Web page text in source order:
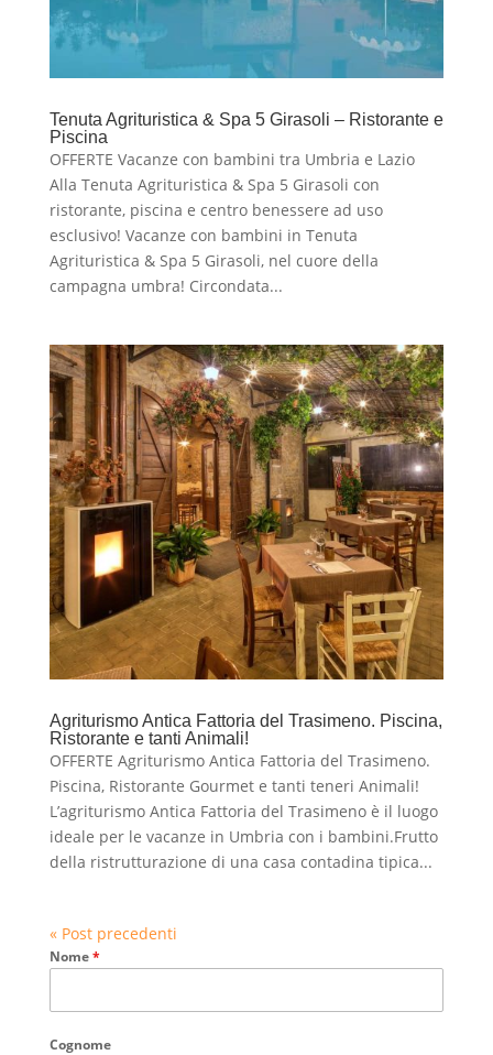
Tenuta Agrituristica & Spa 5 Girasoli – Ristorante e
Piscina
OFFERTE Vacanze con bambini tra Umbria e Lazio
Alla Tenuta Agrituristica & Spa 5 Girasoli con
ristorante, piscina e centro benessere ad uso
esclusivo! Vacanze con bambini in Tenuta
Agrituristica & Spa 5 Girasoli, nel cuore della
campagna umbra! Circondata...
Agriturismo Antica Fattoria del Trasimeno. Piscina,
Ristorante e tanti Animali!
OFFERTE Agriturismo Antica Fattoria del Trasimeno.
Piscina, Ristorante Gourmet e tanti teneri Animali!
L’agriturismo Antica Fattoria del Trasimeno è il luogo
ideale per le vacanze in Umbria con i bambini.Frutto
della ristrutturazione di una casa contadina tipica...
« Post precedenti
Nome*
Cognome